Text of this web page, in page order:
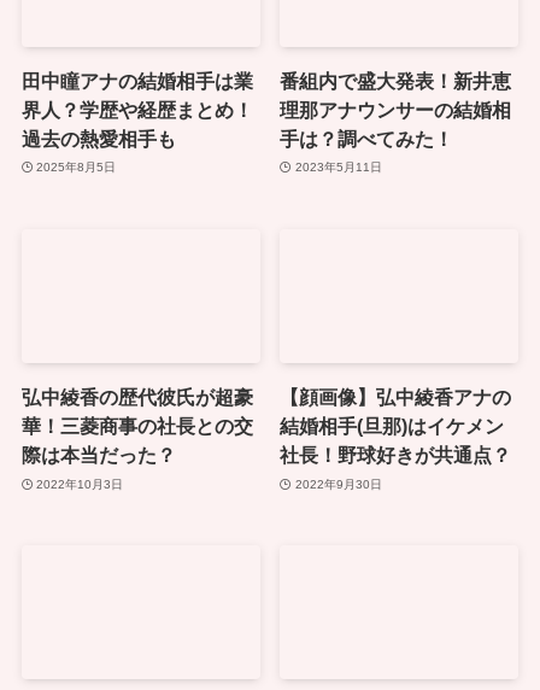
田中瞳アナの結婚相手は業
界人？学歴や経歴まとめ！
過去の熱愛相手も
2025年8月5日
番組内で盛大発表！新井恵
理那アナウンサーの結婚相
手は？調べてみた！
2023年5月11日
弘中綾香の歴代彼氏が超豪
華！三菱商事の社長との交
際は本当だった？
2022年10月3日
【顔画像】弘中綾香アナの
結婚相手(旦那)はイケメン
社長！野球好きが共通点？
2022年9月30日